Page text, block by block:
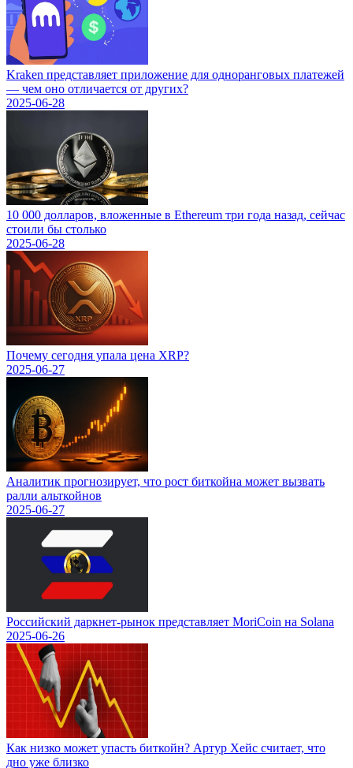
Kraken представляет приложение для одноранговых платежей
— чем оно отличается от других?
2025-06-28
10 000 долларов, вложенные в Ethereum три года назад, сейчас
стоили бы столько
2025-06-28
Почему сегодня упала цена XRP?
2025-06-27
Аналитик прогнозирует, что рост биткойна может вызвать
ралли альткойнов
2025-06-27
Российский даркнет-рынок представляет MoriCoin на Solana
2025-06-26
Как низко может упасть биткойн? Артур Хейс считает, что
дно уже близко